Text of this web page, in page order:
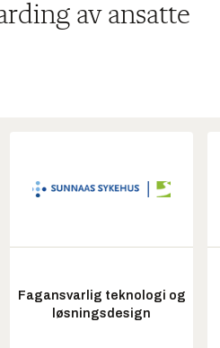
av ansatte
Fagansvarlig teknologi og
løsningsdesign